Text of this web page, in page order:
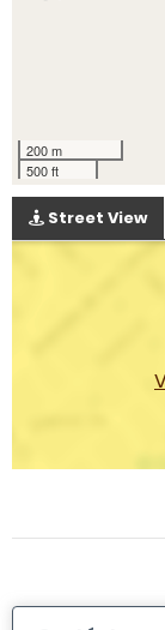
200 m
500 ft
Street View